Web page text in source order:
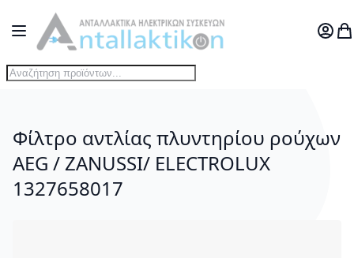
Μετάβαση στο περιεχόμενο
Toggle Nav
Ο
Φίλτρο αντλίας πλυντηρίου ρούχων
AEG / ZANUSSI/ ELECTROLUX
1327658017